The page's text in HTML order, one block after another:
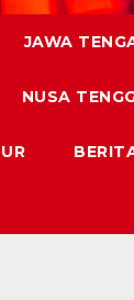
JAWA
NUSA